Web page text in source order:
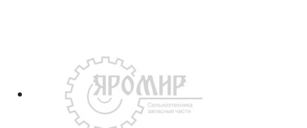
2902478)